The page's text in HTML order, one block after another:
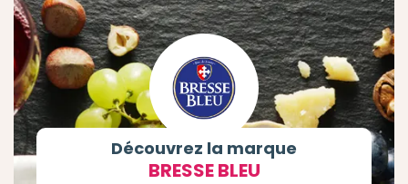
Découvrez la marque
BRESSE BLEU